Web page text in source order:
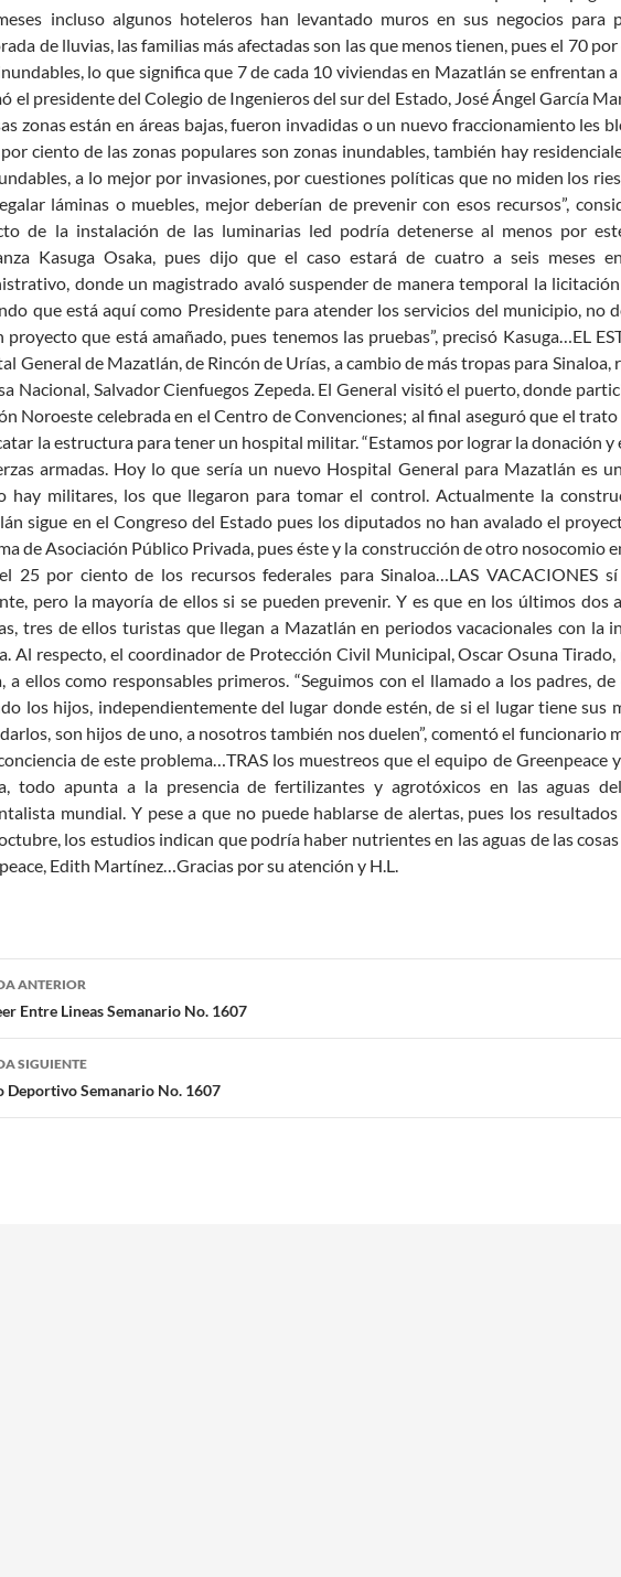
incluso algunos hoteleros han levantado muros en sus negocios para
de lluvias, las familias más afectadas son las que menos tienen, pues el 70
lo que significa que 7 de cada 10 viviendas en Mazatlán se enfrentan
el presidente del Colegio de Ingenieros del sur del Estado, José Ángel García
zonas están en áreas bajas, fueron invadidas o un nuevo fraccionamiento les
por ciento de las zonas populares son zonas inundables, también hay
a lo mejor por invasiones, por cuestiones políticas que no miden los
láminas o muebles, mejor deberían de prevenir con esos recursos”,
de la instalación de las luminarias led podría detenerse al menos por
Kasuga Osaka, pues dijo que el caso estará de cuatro a seis meses
donde un magistrado avaló suspender de manera temporal la
que está aquí como Presidente para atender los servicios del municipio, no
proyecto que está amañado, pues tenemos las pruebas”, precisó Kasuga…EL
General de Mazatlán, de Rincón de Urías, a cambio de más tropas para
Nacional, Salvador Cienfuegos Zepeda. El General visitó el puerto, donde
Noroeste celebrada en el Centro de Convenciones; al final aseguró que el
la estructura para tener un hospital militar. “Estamos por lograr la donación y
armadas. Hoy lo que sería un nuevo Hospital General para Mazatlán es
hay militares, los que llegaron para tomar el control. Actualmente la
sigue en el Congreso del Estado pues los diputados no han avalado el
de Asociación Público Privada, pues éste y la construcción de otro nosocomio
25 por ciento de los recursos federales para Sinaloa…LAS VACACIONES
pero la mayoría de ellos si se pueden prevenir. Y es que en los últimos dos
tres de ellos turistas que llegan a Mazatlán en periodos vacacionales con la
Al respecto, el coordinador de Protección Civil Municipal, Oscar Osuna
a ellos como responsables primeros. “Seguimos con el llamado a los padres,
los hijos, independientemente del lugar donde estén, de si el lugar tiene sus
son hijos de uno, a nosotros también nos duelen”, comentó el funcionario
de este problema…TRAS los muestreos que el equipo de Greenpeace
todo apunta a la presencia de fertilizantes y agrotóxicos en las aguas
mundial. Y pese a que no puede hablarse de alertas, pues los
los estudios indican que podría haber nutrientes en las aguas de las
Edith Martínez…Gracias por su atención y H.L.
ANTERIOR
Entre Lineas Semanario No. 1607
SIGUIENTE
Deportivo Semanario No. 1607